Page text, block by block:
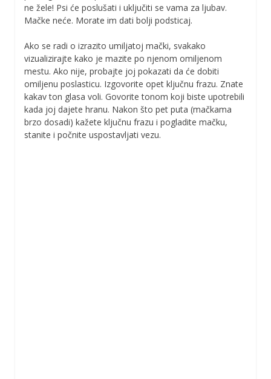
ne žele! Psi će poslušati i uključiti se vama za ljubav.
Mačke neće. Morate im dati bolji podsticaj.
Ako se radi o izrazito umiljatoj mački, svakako
vizualizirajte kako je mazite po njenom omiljenom
mestu. Ako nije, probajte joj pokazati da će dobiti
omiljenu poslasticu. Izgovorite opet ključnu frazu. Znate
kakav ton glasa voli. Govorite tonom koji biste upotrebili
kada joj dajete hranu. Nakon što pet puta (mačkama
brzo dosadi) kažete ključnu frazu i pogladite mačku,
stanite i počnite uspostavljati vezu.